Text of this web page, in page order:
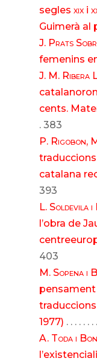
segles xixi
Guimerà al
J. Prats
femenins
J. M. Ribera
cents.
. 383
P. Rigobon,
catalana
393
L. Soldevila
l’obra de
403
M. Sopena i
pensament
traduccions
1977) . . . . . .
A. Toda i